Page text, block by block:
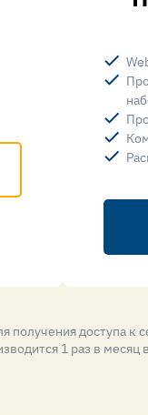
доступа к
1 раз в